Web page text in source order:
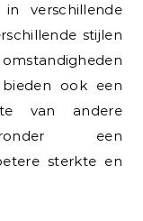
verschillende
stijlen
ook een
van andere
een
sterkte en